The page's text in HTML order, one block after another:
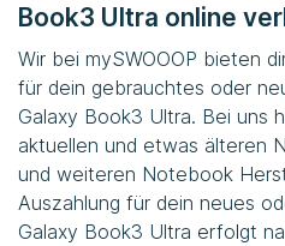
Book3 Ultra online
Wir bei mySWOOOP bieten
für dein gebrauchtes oder
Galaxy Book3 Ultra. Bei uns
aktuellen und etwas älteren
und weiteren Notebook
Auszahlung für dein neues
Galaxy Book3 Ultra erfolgt